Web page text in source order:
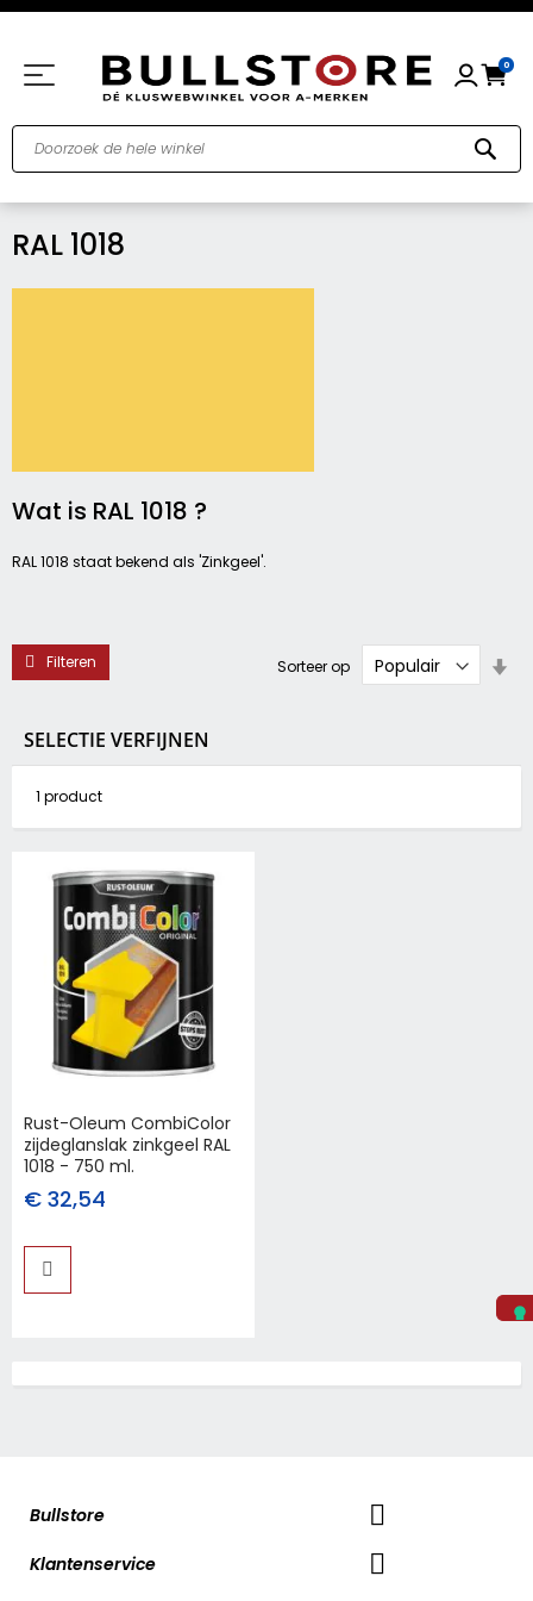
0
RAL 1018
Wat is RAL 1018 ?
RAL 1018 staat bekend als 'Zinkgeel'.
1 product
Sorteer op
Rust-Oleum CombiColor
zijdeglanslak zinkgeel RAL
1018 - 750 ml.
€ 32,54
Filteren
SELECTIE VERFIJNEN
Bullstore
Klantenservice